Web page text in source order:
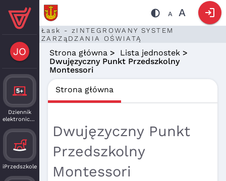
JO
Dziennik
elektroniczny
iPrzedszkole
A A login
Łask - zINTEGROWANY SYSTEM
ZARZąDZANIA OŚWIATĄ
Strona główna> Lista jednostek>
Dwujęzyczny Punkt Przedszkolny
Montessori
Strona główna
Dwujęzyczny Punkt
Przedszkolny
Montessori